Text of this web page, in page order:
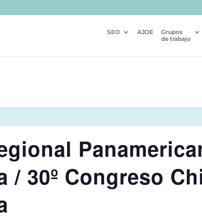
SEO AJOE
Grupos
de trabajo
/ 30º Congreso